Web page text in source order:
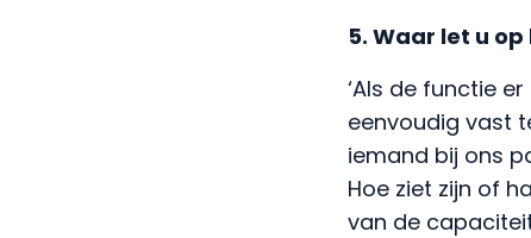
5. Waar let u
‘Als de functie
eenvoudig vast
iemand bij ons
Hoe ziet zijn of
van de